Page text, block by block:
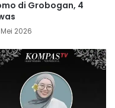
di Grobogan, 4
2026